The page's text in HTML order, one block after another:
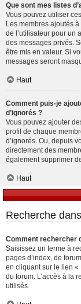
Que sont mes listes
Vous pouvez utiliser
Les membres ajoutés
de l’utilisateur pour un
des messages privés.
être mis en valeur. Si
messages seront
Haut
Comment puis-je
d’ignorés ?
Vous pouvez ajouter
profil de chaque
d’ignorés. Ou, depuis
directement des
également supprimer
Haut
Recherche
Comment rechercher
Saisissez un terme à
pages d’index, de
en cliquant sur le lien
du forum. L’accès à la
utilisés.